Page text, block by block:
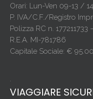
Orari: Lun-Ven 09-13 /
P. IVA/C.F./Registro
Polizza RC n. 177211733
R.E.A. MI-781786
Capitale Sociale: €
.
VIAGGIARE